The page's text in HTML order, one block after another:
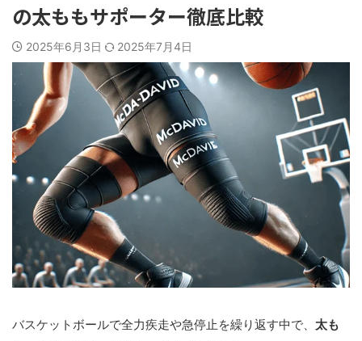
の太ももサポーター徹底比較
2025年6月3日 2025年7月4日
バスケットボールで全力疾走や急停止を繰り返す中で、 太も